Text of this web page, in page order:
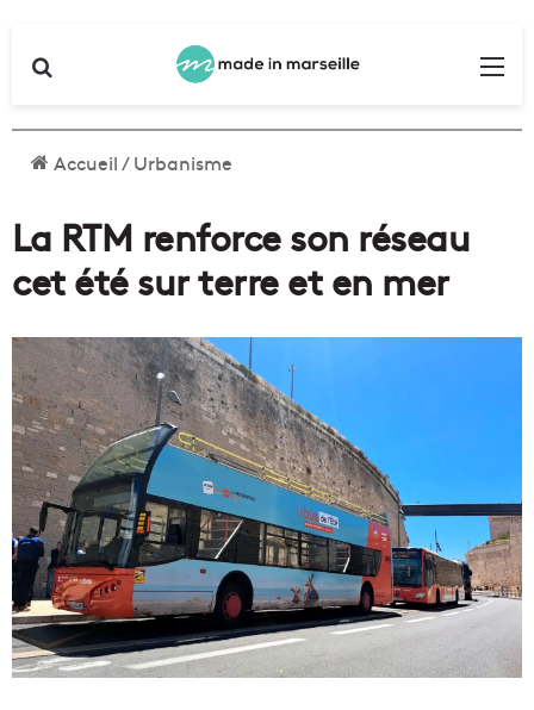
Accueil/Urbanisme
La RTM renforce son réseau
cet été sur terre et en mer